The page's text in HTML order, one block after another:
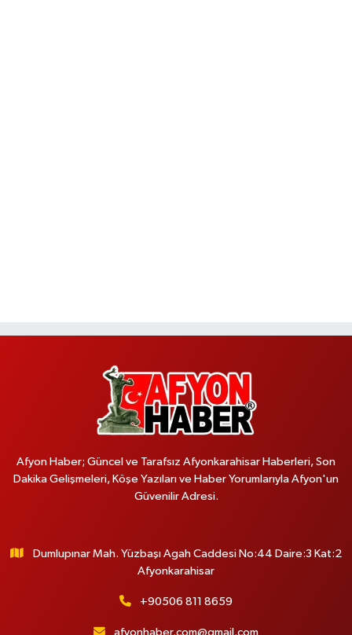
Afyon Haber; Güncel ve Tarafsız Afyonkarahisar Haberleri, Son
Dakika Gelişmeleri, Köşe Yazıları ve Haber Yorumlarıyla Afyon'un
Güvenilir Adresi.
Dumlupınar Mah. Yüzbaşı Agah Caddesi No:44 Daire:3 Kat:2
Afyonkarahisar
+90506 811 8659
afyonhaber.com@gmail.com